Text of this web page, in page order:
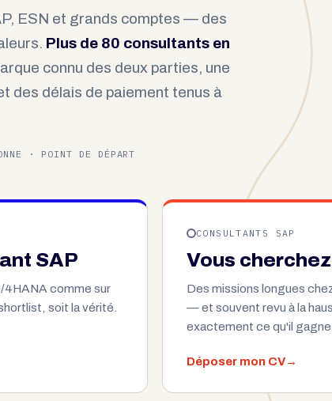
ESN et grands comptes — des
Plus de 80 consultants en
connu des deux parties, une
des délais de paiement tenus à
· POINT DE DÉPART
SAP
comme sur
soit la vérité.
CONSULTANTS SAP
Vous
Des missions longues
— et souvent revu à la
exactement ce qu'il
Déposer mon CV